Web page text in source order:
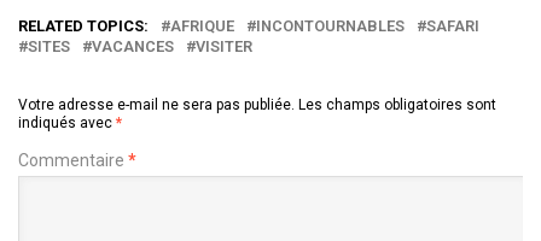
RELATED TOPICS: AFRIQUE INCONTOURNABLES
SAFARI
SITES
VACANCES VISITER
Votre adresse e-mail ne sera pas publiée. Les champs obligatoires sont
indiqués avec *
Commentaire *